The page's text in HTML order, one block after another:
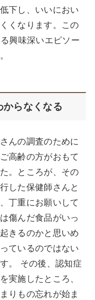
下し、いいにおい
くなります。この
興味深いエピソー
からなくなる
んの調査のために
高齢の方がおもて
。ところが、その
した保健師さんと
丁重にお願いして
傷んだ食品がいっ
きるのかと思いめ
ているのではない
。 その後、認知症
実施したところ、
りもの忘れが始ま